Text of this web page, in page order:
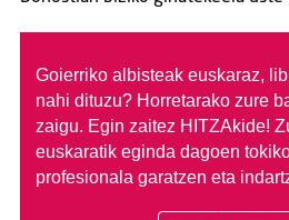
Goierriko albisteak euskaraz,
nahi dituzu? Horretarako zure
zaigu. Egin zaitez HITZAkide!
euskaratik eginda dagoen
profesionala garatzen eta